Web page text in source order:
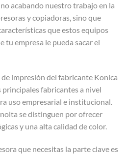
acabando nuestro trabajo en la
y copiadoras, sino que
que estos equipos
tu empresa le pueda sacar el
impresión del fabricante Konica
fabricantes a nivel
uso empresarial e institucional.
se distinguen por ofrecer
y una alta calidad de color.
que necesitas la parte clave es